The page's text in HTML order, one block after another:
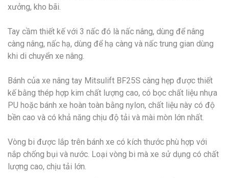
xưởng, kho bãi.
Tay cầm thiết kế với 3 nấc đó là nấc nâng, dùng để nâng
càng nâng, nấc hạ, dùng để hạ càng và nấc trung gian dùng
khi di chuyển xe nâng.
Bánh của xe nâng tay Mitsulift BF25S càng hẹp được thiết
kế bằng thép hợp kim chất lượng cao, có bọc chất liệu nhựa
PU hoặc bánh xe hoàn toàn bằng nylon, chất liệu này có độ
bền cao và có khả năng chịu độ tải và mài mòn lớn nhất.
Vòng bi được lắp trên bánh xe có kích thước phù hợp với
nắp chống bụi và nước. Loại vòng bi mà xe sử dụng có chất
lượng cao, chịu tải lớn.